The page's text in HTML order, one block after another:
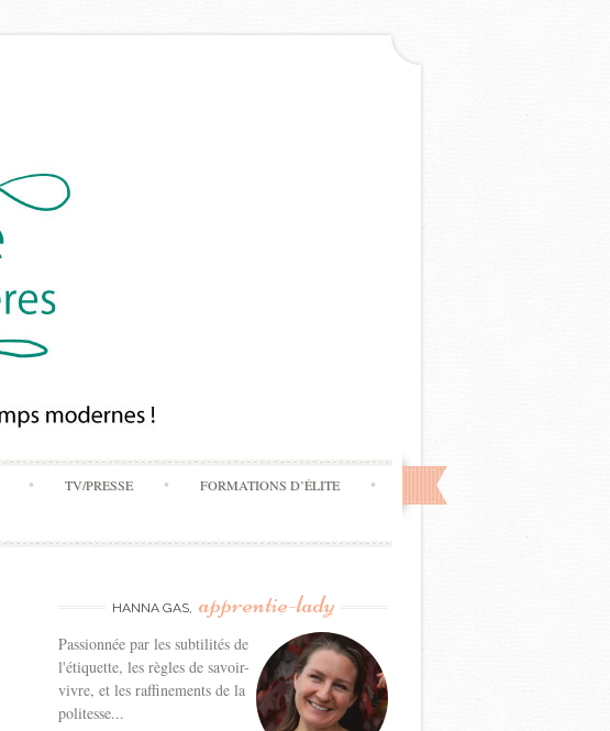
TV/PRESSE FORMATIONS D’ÉLITE
HANNA GAS, apprentie-lady
Passionnée par les subtilités de
l'étiquette, les règles de savoir-
vivre, et les raffinements de la
politesse...